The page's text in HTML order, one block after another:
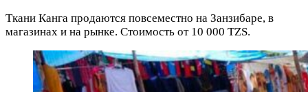
Ткани Канга продаются повсеместно на Занзибаре, в
магазинах и на рынке. Стоимость от 10 000 TZS.